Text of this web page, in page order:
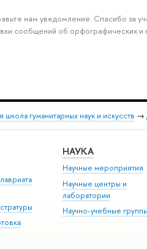
нам уведомление. Спасибо за
сообщений об орфографических и
гуманитарных наук и искусств →
НАУКА
Научные мероприятия
Научные центры и
лаборатории
Научно-учебные группы